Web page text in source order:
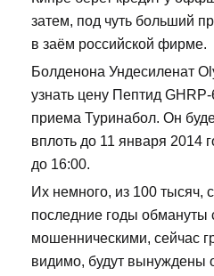
затем, под чуть больший
в заём российской фирме.
Болденона Ундесиленат
узнать цену Пептид
приема Туринабол. Он
вплоть до 11 января 2014
до 16:00.
Их немного, из 100 тысяч,
последние годы обмануты
мошенническими, сейчас
видимо, будут вынуждены